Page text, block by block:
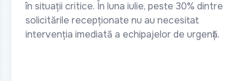
în situații critice. În luna iulie, peste 30% dintre
solicitările recepționate nu au necesitat
intervenția imediată a echipajelor de urgență.